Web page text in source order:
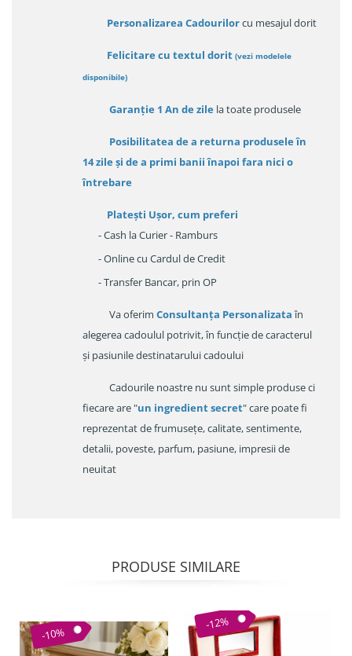
Personalizarea Cadourilorcu mesajul dorit
Felicitare cu textul dorit (vezi modelele
disponibile)
Garanție 1 An de zile la toate produsele
Posibilitatea de a returna produsele în
14 zileși de a primi banii înapoi fara nici o
întrebare
Platești Ușor, cum preferi
- Cash la Curier - Ramburs
- Online cu Cardul de Credit
- Transfer Bancar, prin OP
Va oferim Consultanța Personalizataîn
alegerea cadoulul potrivit, în funcție de caracterul
și pasiunile destinatarului cadoului
Cadourile noastre nu sunt simple produse ci
fiecare are "un ingredient secret" care poate fi
reprezentat de frumusețe, calitate, sentimente,
detalii, poveste, parfum, pasiune, impresii de
neuitat
PRODUSE SIMILARE
-10%
-12%